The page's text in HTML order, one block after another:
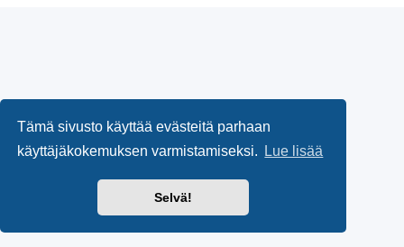
Tämä sivusto käyttää evästeitä parhaan
käyttäjäkokemuksen varmistamiseksi.
Lue lisää
Selvä!